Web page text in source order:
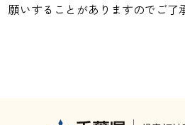
願いすることがありますのでご了